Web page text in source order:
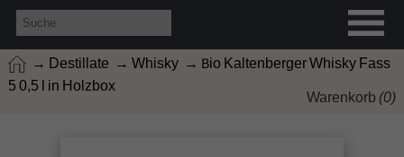
→ Destillate → Whisky → Bio Kaltenberger Whisky Fass
5 0,5 l in Holzbox
Warenkorb (0)